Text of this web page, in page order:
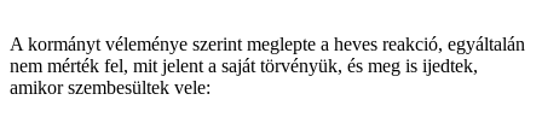
A kormányt véleménye szerint meglepte a heves reakció, egyáltalán
nem mérték fel, mit jelent a saját törvényük, és meg is ijedtek,
amikor szembesültek vele: